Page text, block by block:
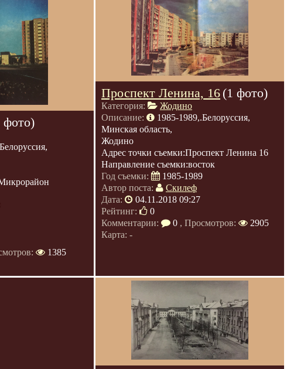
фото)
1385
Проспект Ленина, 16 (1 фото)
Категория:
Жодино
Описание:
1985-1989,.Белоруссия,
Минская область,
Жодино
Адрес точки съемки:Проспект Ленина 16
Направление съемки:восток
Год съемки:
1985-1989
Автор поста:
Скилеф
Дата:
04.11.2018 09:27
Рейтинг:
0
Комментарии:
0 , Просмотров:
2905
Карта: -